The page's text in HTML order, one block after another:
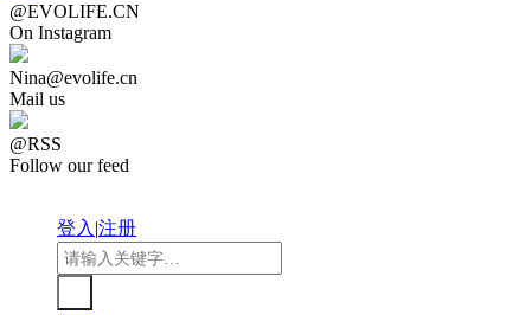
@EVOLIFE.CN
On Instagram
Nina@evolife.cn
Mail us
@RSS
Follow our feed
登入|注册